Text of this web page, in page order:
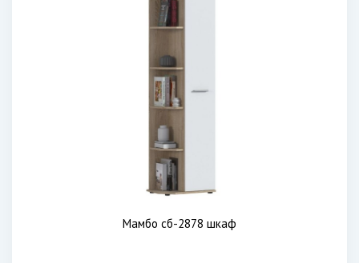
Мамбо сб-2878 шкаф